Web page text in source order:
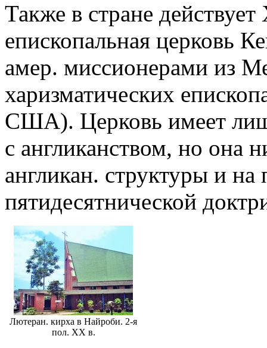
Также в стране
епископальная церковь
амер. миссионерами из
харизматических
США). Церковь имеет
с англиканством, но она
англикан. структуры и на
пятидесятнической
Лютеран. кирха в Найроби. 2-я
пол. XX в.